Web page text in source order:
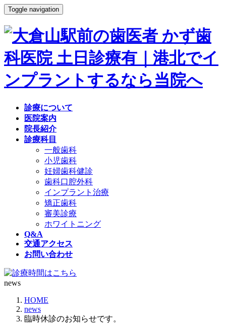
Toggle navigation
診療について
医院案内
院長紹介
診療科目
一般歯科
小児歯科
妊婦歯科健診
歯科口腔外科
インプラント治療
矯正歯科
審美診療
ホワイトニング
Q&A
交通アクセス
お問い合わせ
news
HOME
news
臨時休診のお知らせです。